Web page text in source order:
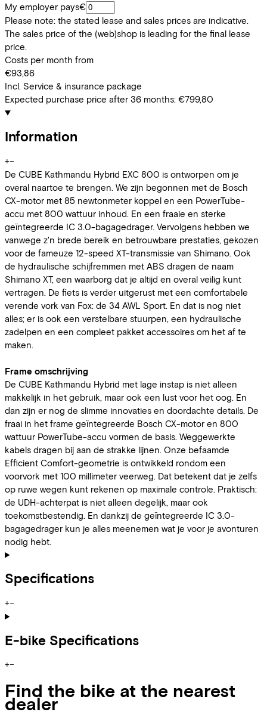
My employer pays€
Please note: the stated lease and sales prices are indicative.
The sales price of the (web)shop is leading for the final lease
price.
Costs per month from
€93,86
Incl. Service & insurance package
Expected purchase price after 36 months: €799,80
Information
+−
De CUBE Kathmandu Hybrid EXC 800 is ontworpen om je
overal naartoe te brengen. We zijn begonnen met de Bosch
CX-motor met 85 newtonmeter koppel en een PowerTube-
accu met 800 wattuur inhoud. En een fraaie en sterke
geïntegreerde IC 3.0-bagagedrager. Vervolgens hebben we
vanwege z'n brede bereik en betrouwbare prestaties, gekozen
voor de fameuze 12-speed XT-transmissie van Shimano. Ook
de hydraulische schijfremmen met ABS dragen de naam
Shimano XT, een waarborg dat je altijd en overal veilig kunt
vertragen. De fiets is verder uitgerust met een comfortabele
verende vork van Fox: de 34 AWL Sport. En dat is nog niet
alles; er is ook een verstelbare stuurpen, een hydraulische
zadelpen en een compleet pakket accessoires om het af te
maken.
Frame omschrijving
De CUBE Kathmandu Hybrid met lage instap is niet alleen
makkelijk in het gebruik, maar ook een lust voor het oog. En
dan zijn er nog de slimme innovaties en doordachte details. De
fraai in het frame geïntegreerde Bosch CX-motor en 800
wattuur PowerTube-accu vormen de basis. Weggewerkte
kabels dragen bij aan de strakke lijnen. Onze befaamde
Efficient Comfort-geometrie is ontwikkeld rondom een
voorvork met 100 millimeter veerweg. Dat betekent dat je zelfs
op ruwe wegen kunt rekenen op maximale controle. Praktisch:
de UDH-achterpat is niet alleen degelijk, maar ook
toekomstbestendig. En dankzij de geïntegreerde IC 3.0-
bagagedrager kun je alles meenemen wat je voor je avonturen
nodig hebt.
Specifications
+−
E-bike Specifications
+−
Find the bike at the nearest
dealer